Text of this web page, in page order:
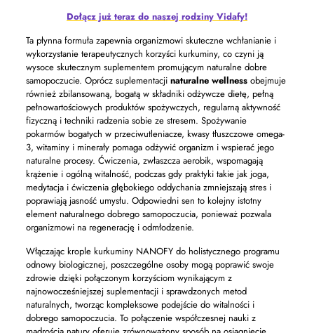
Dołącz już teraz do naszej rodziny Vidafy!
Ta płynna formuła zapewnia organizmowi skuteczne wchłanianie i
wykorzystanie terapeutycznych korzyści kurkuminy, co czyni ją
wysoce skutecznym suplementem promującym naturalne dobre
samopoczucie. Oprócz suplementacji naturalne wellnessobejmuje
również zbilansowaną, bogatą w składniki odżywcze dietę, pełną
pełnowartościowych produktów spożywczych, regularną aktywność
fizyczną i techniki radzenia sobie ze stresem. Spożywanie
pokarmów bogatych w przeciwutleniacze, kwasy tłuszczowe omega-
3, witaminy i minerały pomaga odżywić organizm i wspierać jego
naturalne procesy. Ćwiczenia, zwłaszcza aerobik, wspomagają
krążenie i ogólną witalność, podczas gdy praktyki takie jak joga,
medytacja i ćwiczenia głębokiego oddychania zmniejszają stres i
poprawiają jasność umysłu. Odpowiedni sen to kolejny istotny
element naturalnego dobrego samopoczucia, ponieważ pozwala
organizmowi na regenerację i odmłodzenie.
Włączając krople kurkuminy NANOFY do holistycznego programu
odnowy biologicznej, poszczególne osoby mogą poprawić swoje
zdrowie dzięki połączonym korzyściom wynikającym z
najnowocześniejszej suplementacji i sprawdzonych metod
naturalnych, tworząc kompleksowe podejście do witalności i
dobrego samopoczucia. To połączenie współczesnej nauki z